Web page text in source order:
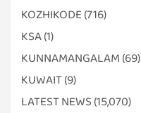
KOZHIKODE (716)
KSA(1)
KUNNAMANGALAM (69)
KUWAIT(9)
LATEST NEWS (15,070)